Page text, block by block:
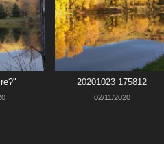
20201023 175812
02/11/2020